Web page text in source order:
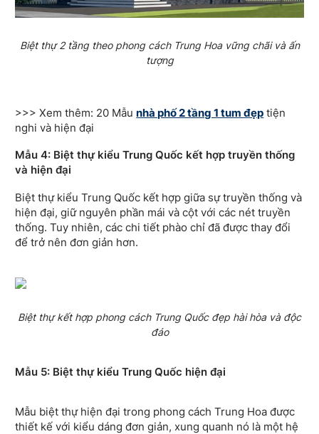
Biệt thự 2 tầng theo phong cách Trung Hoa vững chãi và ấn
tượng
>>> Xem thêm: 20 Mẫunhà phố 2 tầng 1 tum đẹp tiện
nghi và hiện đại
Mẫu 4: Biệt thự kiểu Trung Quốc kết hợp truyền thống
và hiện đại
Biệt thự kiểu Trung Quốc kết hợp giữa sự truyền thống và
hiện đại, giữ nguyên phần mái và cột với các nét truyền
thống. Tuy nhiên, các chi tiết phào chỉ đã được thay đổi
để trở nên đơn giản hơn.
Biệt thự kết hợp phong cách Trung Quốc đẹp hài hòa và độc
đáo
Mẫu 5: Biệt thự kiểu Trung Quốc hiện đại
Mẫu biệt thự hiện đại trong phong cách Trung Hoa được
thiết kế với kiểu dáng đơn giản, xung quanh nó là một hệ